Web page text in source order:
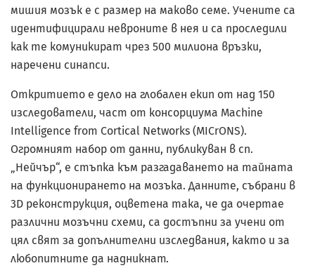
мишия мозък е с размер на маково семе. Учените са
идентифицирали невроните в нея и са проследили
как те комуникират чрез 500 милиона връзки,
наречени синапси.
Откритието е дело на глобален екип от над 150
изследователи, част от консорциума Machine
Intelligence from Cortical Networks (MICrONS).
Огромният набор от данни, публикуван в сп.
„Нейчър“, е стъпка към разгадаването на тайната
на функционирането на мозъка. Данните, събрани в
3D реконструкция, оцветена така, че да очертае
различни мозъчни схеми, са достъпни за учени от
цял свят за допълнителни изследвания, както и за
любопитните да надникнат.